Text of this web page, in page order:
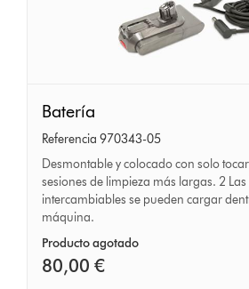
Batería
Referencia 970343-05
Desmontable y colocado con solo
sesiones de limpieza más largas. 2
intercambiables se pueden cargar
máquina.
Producto agotado
80,00 €